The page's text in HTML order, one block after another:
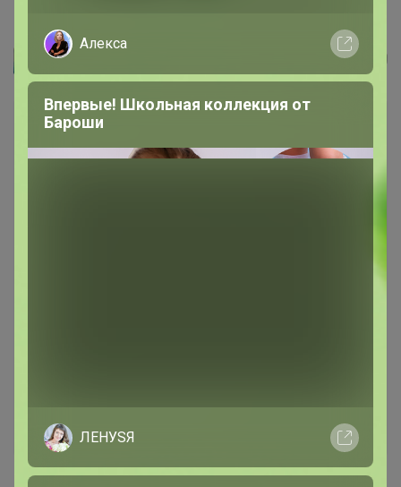
Артемида
Алекса
Впервые! Школьная коллекция от
Бароши
ЛЕНУSЯ